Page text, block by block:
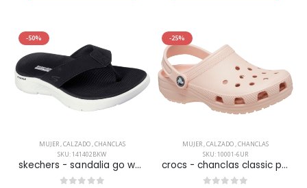
-50%
MUJER,CALZADO,CHANCLAS
SKU: 141402BKW
skechers - sandalia go walk flex para mujer
-25%
MUJER,CALZADO,CHANCLAS
SKU: 10001-6UR
crocs - chanclas classic para mujer